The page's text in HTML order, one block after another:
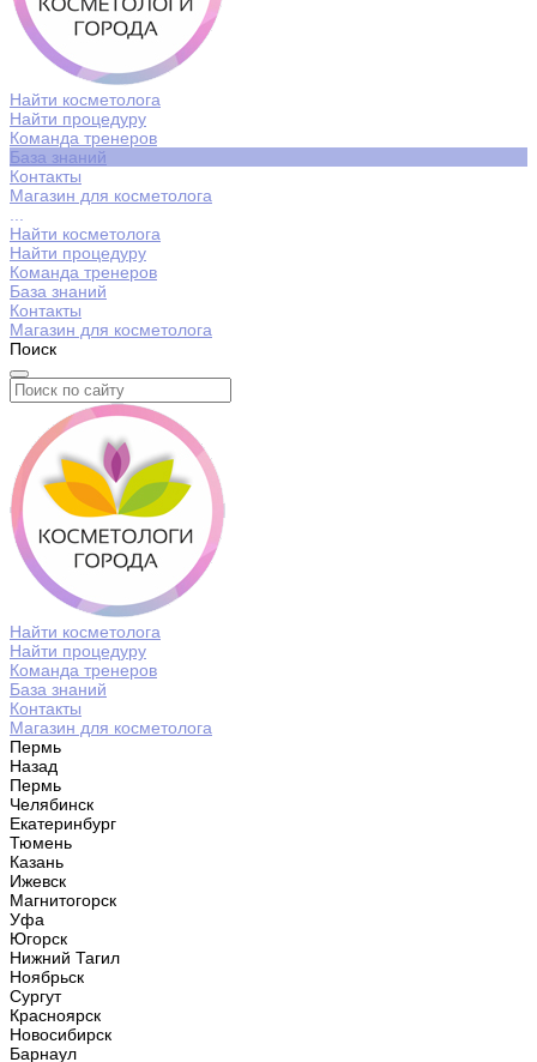
Найти косметолога
Найти процедуру
Команда тренеров
База знаний
Контакты
Магазин для косметолога
Найти косметолога
Найти процедуру
Команда тренеров
База знаний
Контакты
Магазин для косметолога
Поиск
Найти косметолога
Найти процедуру
Команда тренеров
База знаний
Контакты
Магазин для косметолога
Пермь
Назад
Пермь
Челябинск
Екатеринбург
Тюмень
Казань
Ижевск
Магнитогорск
Уфа
Югорск
Нижний Тагил
Ноябрьск
Сургут
Красноярск
Новосибирск
Барнаул